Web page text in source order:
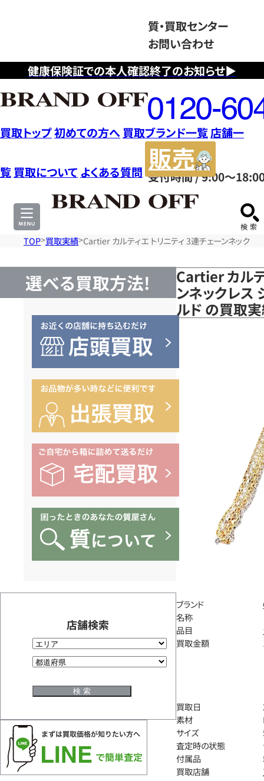
健康保険証での本人確認終了のお知らせ▶
質・買取センター
お問い合わせ
フ
リ
ー
ダ
イ
ヤ
ル
0120604117
受付時間 / 9:00～
買取トップ初めての方へ 買取ブランド一覧店舗一
覧 買取について よくある質問
サ
TOP 買取実績 Cartier カルティエ トリニティ 3連チェーンネック
選べる買取方法!
店舗検索
Cartier カル
ンネックレス
ルド の買取
ブランド
名称
品目
買取金額
買取日
素材
サイズ
査定時の状態
付属品
買取店舗